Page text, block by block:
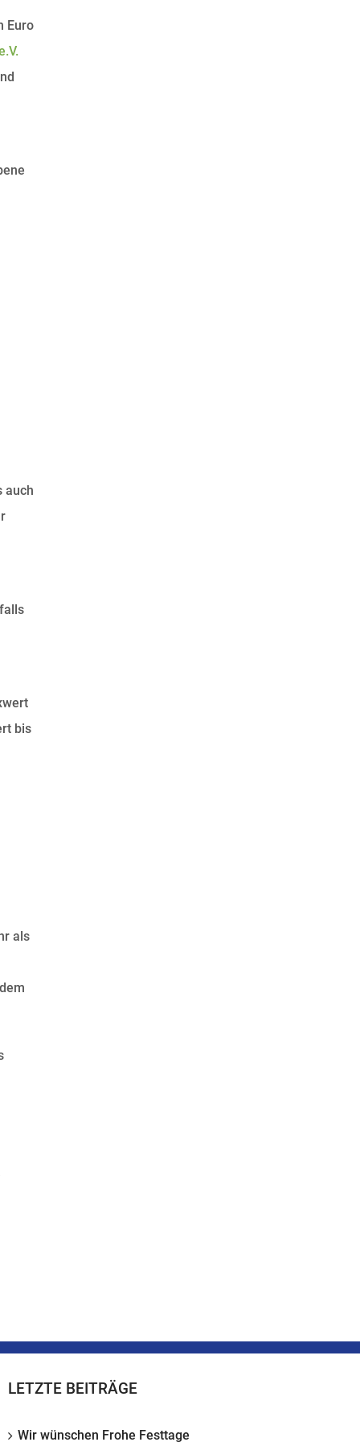
Euro
auch
bis
als
LETZTE BEITRÄGE
Wir wünschen Frohe Festtage